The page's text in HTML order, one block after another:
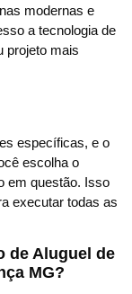
modernas e
a tecnologia de
projeto mais
específicas, e o
escolha o
em questão. Isso
executar todas as
de Aluguel de
MG?